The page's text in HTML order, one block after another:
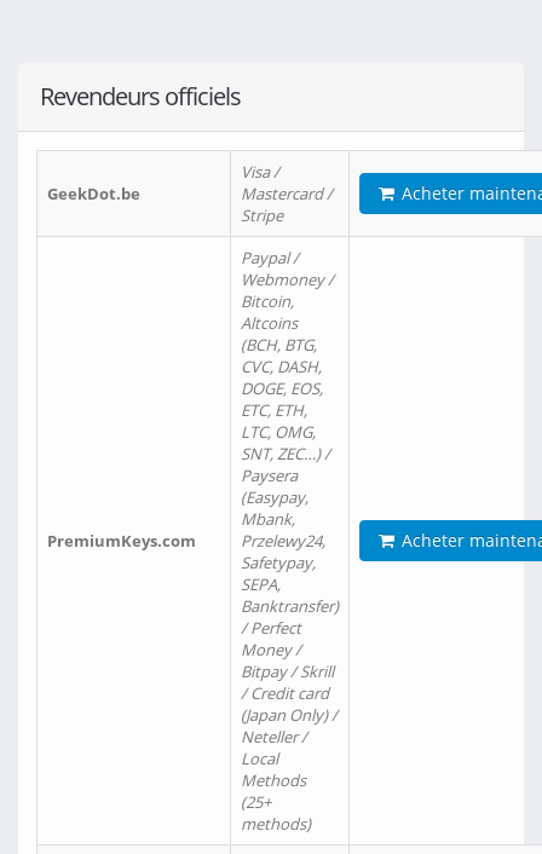
Revendeurs officiels
GeekDot.be
Visa /
Mastercard /
Stripe
Acheter
PremiumKeys.com
Paypal /
Webmoney /
Bitcoin,
Altcoins
(BCH, BTG,
CVC, DASH,
DOGE, EOS,
ETC, ETH,
LTC, OMG,
SNT, ZEC…) /
Paysera
(Easypay,
Mbank,
Przelewy24,
Safetypay,
SEPA,
Banktransfer)
/ Perfect
Money /
Bitpay / Skrill
/ Credit card
(Japan Only) /
Neteller /
Local
Methods
(25+
methods)
Acheter